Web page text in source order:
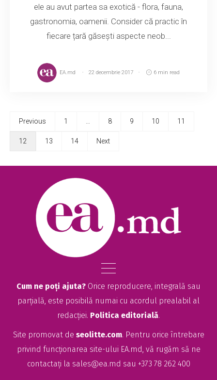
ele au avut partea sa exotică - flora, fauna,
gastronomia, oamenii. Consider că practic în
fiecare țară găsești aspecte neob...
EA.md 22 decembrie 2017 6 min read
Previous 1 … 8 9 10 11
12 13 14 Next
Cum ne poți ajuta? Orice reproducere, integrală sau
parțială, este posibilă numai cu acordul prealabil al
redacției. Politica editorială.
Site promovat de seolitte.com. Pentru orice întrebare
privind funcționarea site-ului EA.md, vă rugăm să ne
contactați la sales@ea.md sau +373 78 262 400